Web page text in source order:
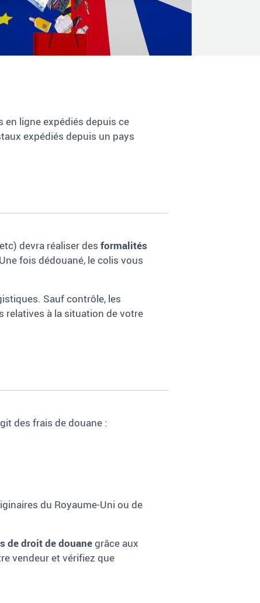
en ligne expédiés depuis ce
expédiés depuis un pays
devra réaliser des formalités
fois dédouané, le colis vous
Sauf contrôle, les
relatives à la situation de votre
des frais de douane :
du Royaume-Uni ou de
de droit de douanegrâce aux
vendeur et vérifiez que